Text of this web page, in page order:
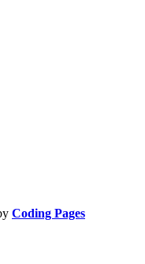
Coding Pages